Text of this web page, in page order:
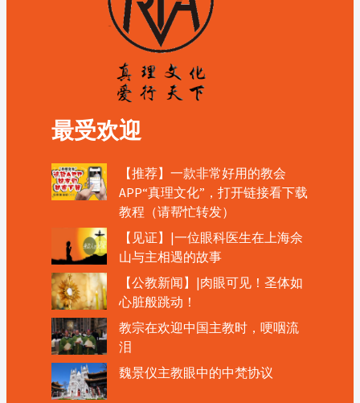
最受欢迎
【推荐】一款非常好用的教会
APP“真理文化”，打开链接看下载
教程（请帮忙转发）
【见证】|一位眼科医生在上海佘
山与主相遇的故事
【公教新闻】|肉眼可见！圣体如
心脏般跳动！
教宗在欢迎中国主教时，哽咽流
泪
魏景仪主教眼中的中梵协议